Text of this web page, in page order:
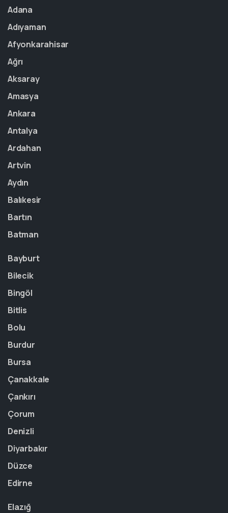
Adana
Adıyaman
Afyonkarahisar
Ağrı
Aksaray
Amasya
Ankara
Antalya
Ardahan
Artvin
Aydın
Balıkesir
Bartın
Batman
Bayburt
Bilecik
Bingöl
Bitlis
Bolu
Burdur
Bursa
Çanakkale
Çankırı
Çorum
Denizli
Diyarbakır
Düzce
Edirne
Elazığ